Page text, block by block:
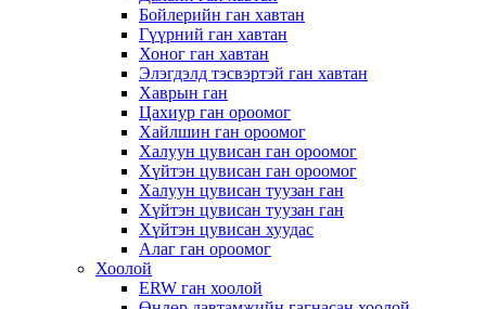
Бойлерийн ган хавтан
Гүүрний ган хавтан
Хоног ган хавтан
Элэгдэлд тэсвэртэй ган хавтан
Хаврын ган
Цахиур ган ороомог
Хайлшин ган ороомог
Халуун цувисан ган ороомог
Хүйтэн цувисан ган ороомог
Халуун цувисан туузан ган
Хүйтэн цувисан туузан ган
Хүйтэн цувисан хуудас
Алаг ган ороомог
Хоолой
ERW ган хоолой